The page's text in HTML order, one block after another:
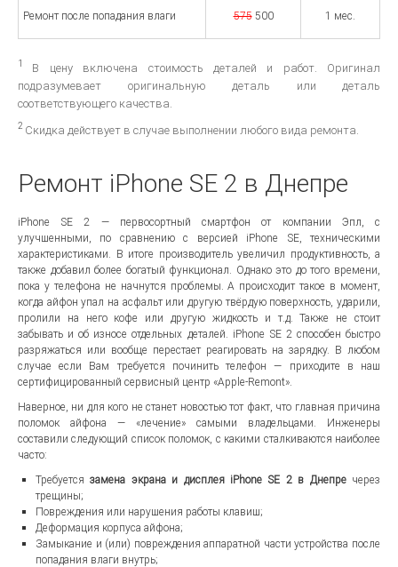
Ремонт после попадания влаги 575500 1 мес.
1 В цену включена стоимость деталей и работ. Оригинал
подразумевает оригинальную деталь или деталь
соответствующего качества.
2 Скидка действует в случае выполнении любого вида ремонта.
Ремонт iPhone SE 2 в Днепре
iPhone SE 2 — первосортный смартфон от компании Эпл, с
улучшенными, по сравнению с версией iPhone SE, техническими
характеристиками. В итоге производитель увеличил продуктивность, а
также добавил более богатый функционал. Однако это до того времени,
пока у телефона не начнутся проблемы. А происходит такое в момент,
когда айфон упал на асфальт или другую твёрдую поверхность, ударили,
пролили на него кофе или другую жидкость и т.д. Также не стоит
забывать и об износе отдельных деталей. iPhone SE 2 способен быстро
разряжаться или вообще перестает реагировать на зарядку. В любом
случае если Вам требуется починить телефон — приходите в наш
сертифицированный сервисный центр «Apple-Remont».
Наверное, ни для кого не станет новостью тот факт, что главная причина
поломок айфона — «лечение» самыми владельцами. Инженеры
составили следующий список поломок, с какими сталкиваются наиболее
часто:
Требуетсязамена экрана и дисплея iPhone SE 2 в Днепречерез
трещины;
Повреждения или нарушения работы клавиш;
Деформация корпуса айфона;
Замыкание и (или) повреждения аппаратной части устройства после
попадания влаги внутрь;